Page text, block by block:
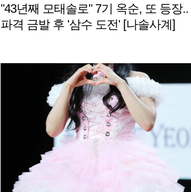
"43년째 모태솔로" 7기 옥순, 또 등장..
파격 금발 후 '삼수 도전' [나솔사계]